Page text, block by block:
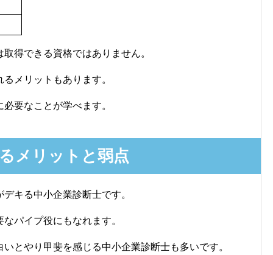
得できる資格ではありません。
メリットもあります。
要なことが学べます。
メリットと弱点
デキる中小企業診断士です。
パイプ役にもなれます。
とやり甲斐を感じる中小企業診断士も多いです。